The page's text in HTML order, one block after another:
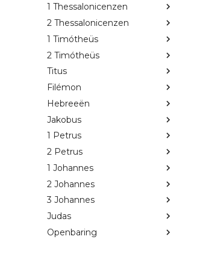
1 Thessalonicenzen
2 Thessalonicenzen
1 Timótheüs
2 Timótheüs
Titus
Filémon
Hebreeën
Jakobus
1 Petrus
2 Petrus
1 Johannes
2 Johannes
3 Johannes
Judas
Openbaring